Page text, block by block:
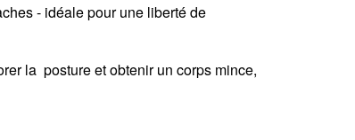
- idéale pour une liberté de
la posture et obtenir un corps mince,